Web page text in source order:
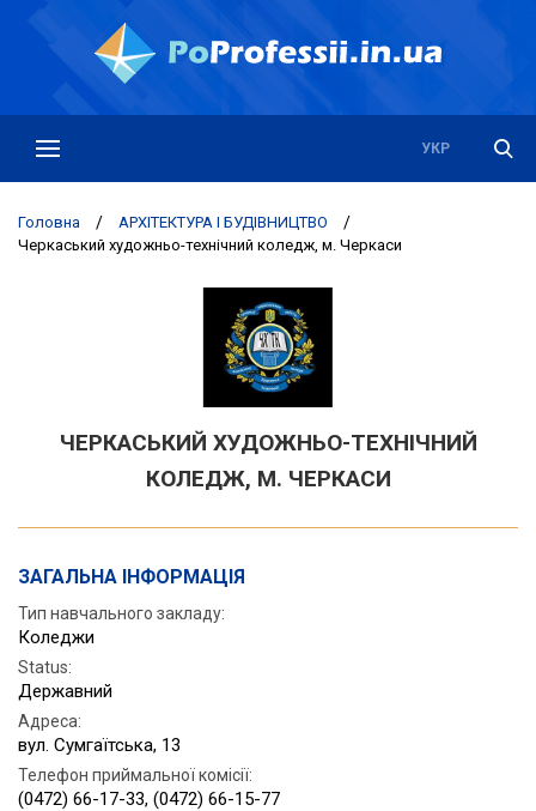
РУС
УКР
Головна / АРХІТЕКТУРА І БУДІВНИЦТВО /
Черкаський художньо-технічний коледж, м. Черкаси
ЧЕРКАСЬКИЙ ХУДОЖНЬО-ТЕХНІЧНИЙ
КОЛЕДЖ, М. ЧЕРКАСИ
ЗАГАЛЬНА ІНФОРМАЦІЯ
Тип навчального закладу:
Коледжи
Status:
Державний
Адреса:
вул. Сумгаїтська, 13
Телефон приймальної комісії:
(0472) 66-17-33, (0472) 66-15-77